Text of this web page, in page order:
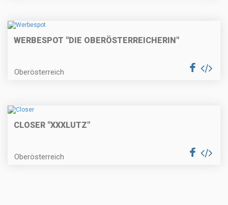
WERBESPOT "DIE OBERÖSTERREICHERIN"
Oberösterreich
CLOSER "XXXLUTZ"
Oberösterreich